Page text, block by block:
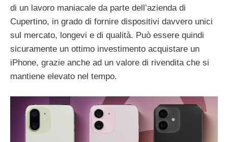
di un lavoro maniacale da parte dell’azienda di
Cupertino, in grado di fornire dispositivi davvero unici
sul mercato, longevi e di qualità. Può essere quindi
sicuramente un ottimo investimento acquistare un
iPhone, grazie anche ad un valore di rivendita che si
mantiene elevato nel tempo.